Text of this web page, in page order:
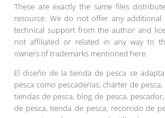
These are exactly the same files
resource. We do not offer any additional
technical support from the author and
not affiliated or related in any way to
owners of trademarks mentioned here.
El diseño de la tienda de pesca se
pesca como pescaderías, chárter de
tiendas de pesca, blog de pesca,
de pesca, tienda de pesca, recorrido de